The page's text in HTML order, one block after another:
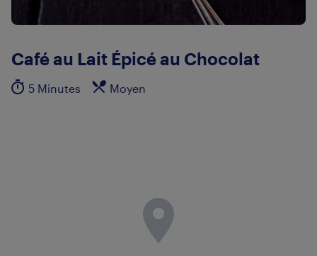
Café au Lait Épicé au Chocolat
5 Minutes Moyen